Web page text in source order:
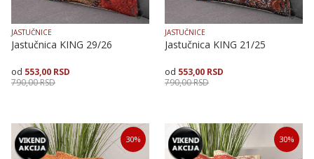
JASTUČNICE
Jastučnica KING 29/26
553,00 RSD
790,00RSD
Veličina
40X40
Dodaj u korpu
JASTUČNICE
Jastučnica KING 21/25
553,00 RSD
790,00RSD
Veličina
40X40
Dodaj u korpu
30% 30%